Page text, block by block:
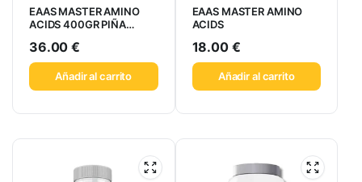
EAAS MASTER AMINO
ACIDS 400GR PIÑA
36.00€
Añadir al carrito
EAAS MASTER AMINO
ACIDS
18.00 €
Añadir al carrito